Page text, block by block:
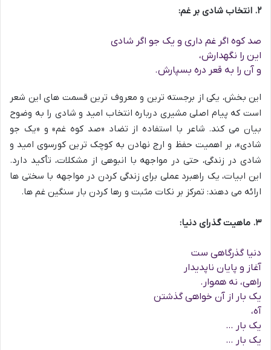
۲. انتخاب شادی بر غم:
صد کوه اگر غم داری و یک جو اگر شادی
این را نگهدارش،
و آن را به قعر دره بسپارش.
این بخش، یکی از برجسته ترین و معروف ترین قسمت های این شعر
است که پیام اصلی مشیری درباره انتخاب امید و شادی را به وضوح
بیان می کند. شاعر با استفاده از تضاد «صد کوه غم» و «یک جو
شادی»، بر اهمیت حفظ و ارج نهادن به کوچک ترین کورسوی امید و
شادی در زندگی، حتی در مواجهه با انبوهی از مشکلات، تأکید دارد.
این ابیات، یک راهبرد عملی برای زندگی کردن در مواجهه با سختی ها
ارائه می دهند: تمرکز بر نکات مثبت و رها کردن بار سنگین غم ها.
۳. ماهیت گذرای دنیا:
دنیا گذرگاهی ست
آغاز و پایان ناپدیدار
راهی، نه هموار.
یک بار از آن خواهی گذشتن
آه،
یک بار …
یک بار …